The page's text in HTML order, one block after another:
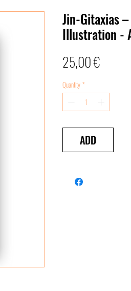
Jin-Gitaxias
Illustration -
25,00 €
Quantity *
ADD